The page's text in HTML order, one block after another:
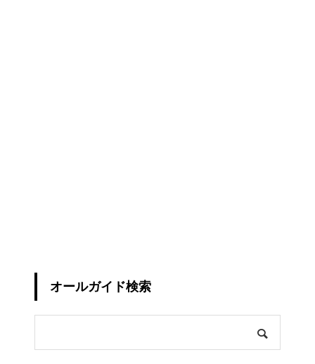
オールガイド検索